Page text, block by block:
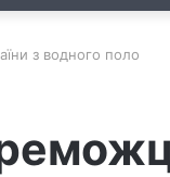
з водного поло